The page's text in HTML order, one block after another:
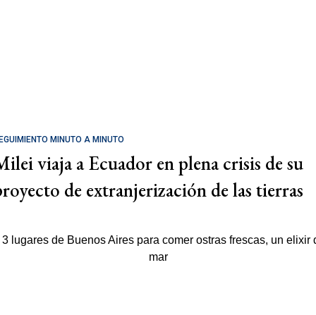
MINUTO A MINUTO
viaja a Ecuador en plena crisis de su
de extranjerización de las tierras